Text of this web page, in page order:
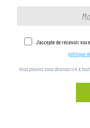
J'accepte de recevoir vos
politique
Vous pouvez vous désinscrire à